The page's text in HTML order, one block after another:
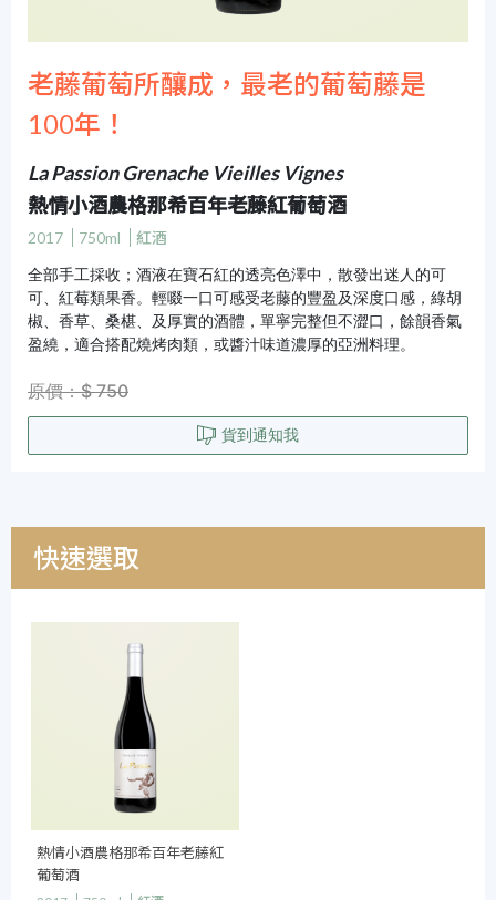
老藤葡萄所釀成，最老的葡萄藤是
100年！
La Passion Grenache Vieilles Vignes
熱情小酒農格那希百年老藤紅葡萄酒
2017 750ml
紅酒
全部手工採收；酒液在寶石紅的透亮色澤中，散發出迷人的可
可、紅莓類果香。輕啜一口可感受老藤的豐盈及深度口感，綠胡
椒、香草、桑椹、及厚實的酒體，單寧完整但不澀口，餘韻香氣
盈繞，適合搭配燒烤肉類，或醬汁味道濃厚的亞洲料理。
原價：$ 750
貨到通知我
快速選取
熱情小酒農格那希百年老藤紅
葡萄酒